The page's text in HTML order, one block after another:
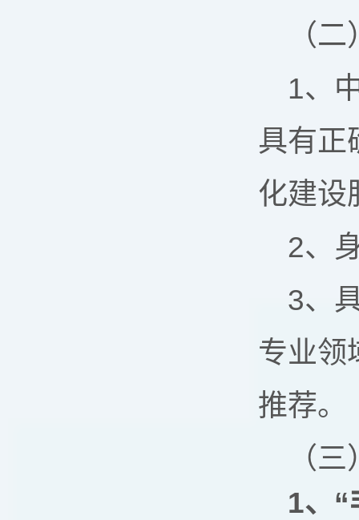
（
1、
具有正
化建设
2、
3、
专业领
推荐。
（
1、 “